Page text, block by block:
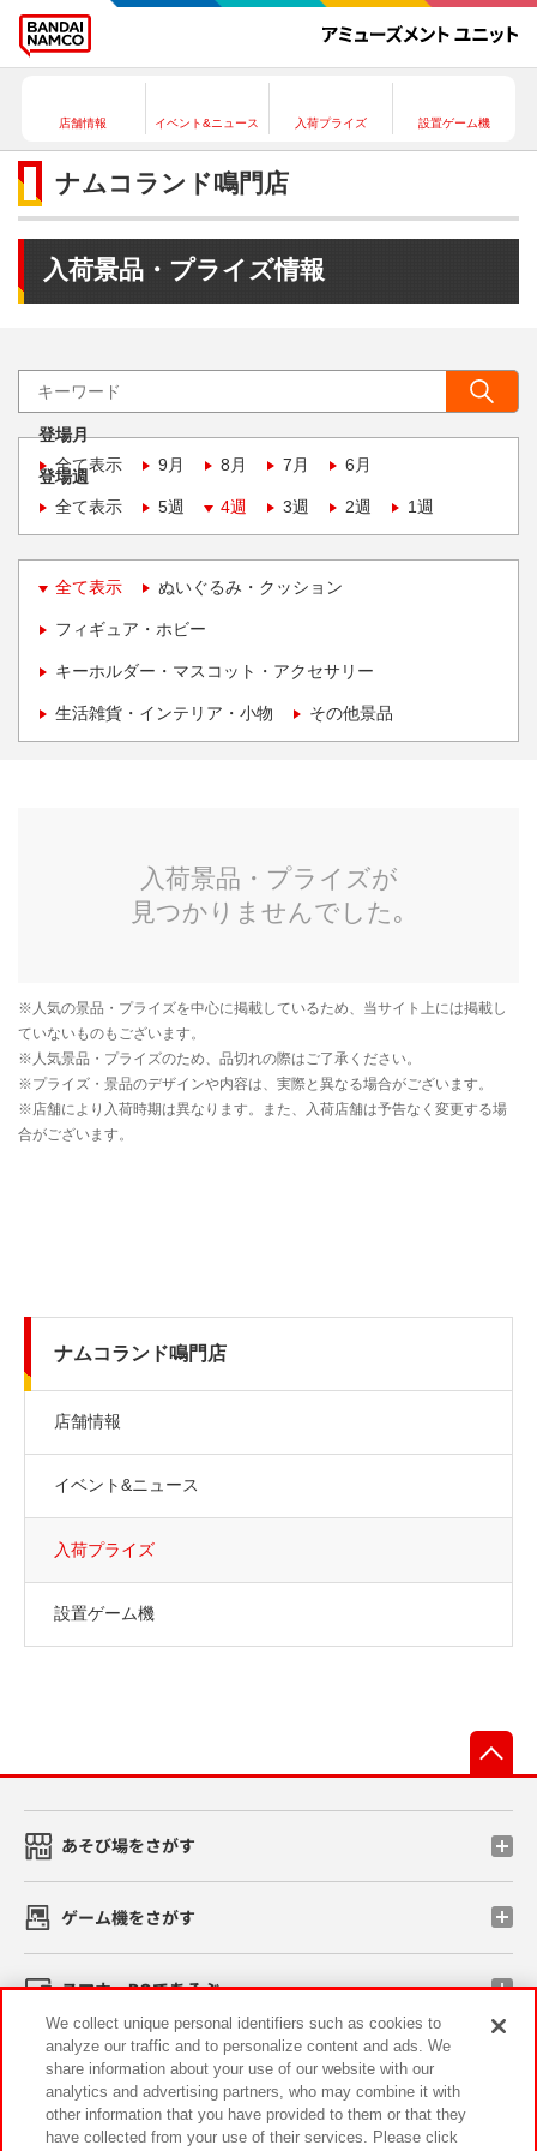
店舗情報 イベント&ニュース 入荷プライズ 設置ゲーム機
ナムコランド鳴門店
入荷景品・プライズ情報
登場月
全て表示
9月 8月 7月 6月
登場週
全て表示
5週 4週 3週 2週 1週
全て表示 ぬいぐるみ・クッション
フィギュア・ホビー
キーホルダー・マスコット・アクセサリー
生活雑貨・インテリア・小物 その他景品
ナムコランド鳴門店
店舗情報
イベント&ニュース
入荷プライズ
設置ゲーム機
あそび場をさがす
ゲーム機をさがす
スマホ・PCであそぶ
イベント・キャンペーン
We collect unique personal identifiers such as cookies to
analyze our traffic and to personalize content and ads. We
share information about your use of our website with our
analytics and advertising partners, who may combine it with
other information that you have provided to them or that they
have collected from your use of their services. Please click